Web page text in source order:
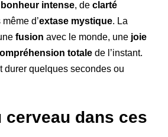
intense, de clarté
d’extase mystique. La
fusion avec le monde, une joie
totale de l’instant.
durer quelques secondes ou
cerveau dans ces